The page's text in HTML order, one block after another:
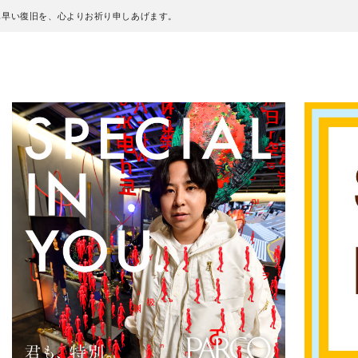
い復旧を、心よりお祈り申しあげます。